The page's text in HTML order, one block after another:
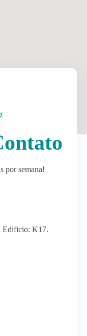
por semana!
Edificio: K17.